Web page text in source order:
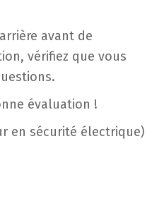
avant de
vérifiez que vous
évaluation !
en sécurité électrique)